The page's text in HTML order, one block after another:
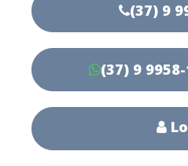
(37) 9
(37) 9